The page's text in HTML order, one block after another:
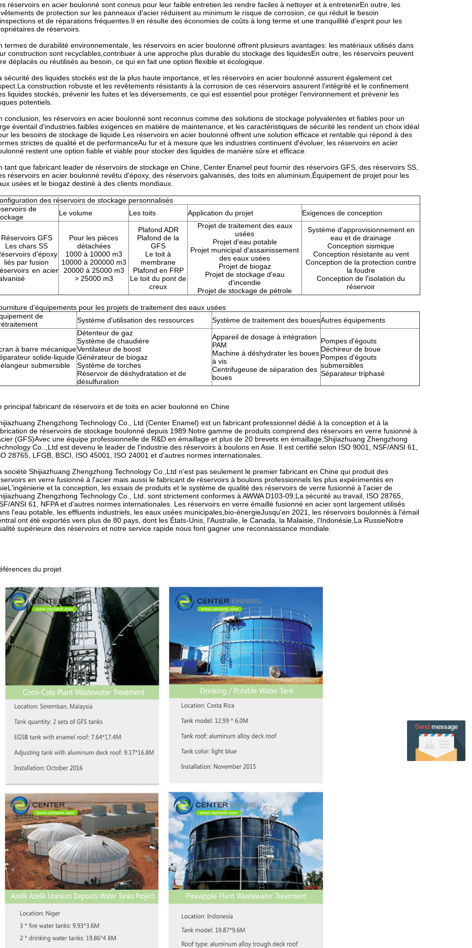
réservoirs en acier boulonné sont connus pour leur faible entretien.les rendre faciles à nettoyer et à entretenirEn outre, les
de protection sur les panneaux d'acier réduisent au minimum le risque de corrosion, ce qui réduit le besoin
et de réparations fréquentes.Il en résulte des économies de coûts à long terme et une tranquillité d'esprit pour les
de réservoirs.
termes de durabilité environnementale, les réservoirs en acier boulonné offrent plusieurs avantages: les matériaux utilisés dans
construction sont recyclables,contribuer à une approche plus durable du stockage des liquidesEn outre, les réservoirs peuvent
déplacés ou réutilisés au besoin, ce qui en fait une option flexible et écologique.
sécurité des liquides stockés est de la plus haute importance, et les réservoirs en acier boulonné assurent également cet
construction robuste et les revêtements résistants à la corrosion de ces réservoirs assurent l'intégrité et le confinement
liquides stockés, prévenir les fuites et les déversements, ce qui est essentiel pour protéger l'environnement et prévenir les
potentiels.
conclusion, les réservoirs en acier boulonné sont reconnus comme des solutions de stockage polyvalentes et fiables pour un
éventail d'industries.faibles exigences en matière de maintenance, et les caractéristiques de sécurité les rendent un choix idéal
les besoins de stockage de liquide.Les réservoirs en acier boulonné offrent une solution efficace et rentable qui répond à des
strictes de qualité et de performanceAu fur et à mesure que les industries continuent d'évoluer, les réservoirs en acier
restent une option fiable et viable pour stocker des liquides de manière sûre et efficace.
tant que fabricant leader de réservoirs de stockage en Chine, Center Enamel peut fournir des réservoirs GFS, des réservoirs SS,
réservoirs en acier boulonné revêtu d'époxy, des réservoirs galvanisés, des toits en aluminium,Équipement de projet pour les
usées et le biogaz destiné à des clients mondiaux.
des réservoirs de stockage personnalisés
de
Le volume Les toits Application du projet Exigences de conception
Réservoirs GFS
Les chars SS
d'époxy
liés par fusion
en acier
Pour les pièces
détachées
1000 à 10000 m3
10000 à 200000 m3
20000 à 25000 m3
> 25000 m3
Plafond ADR
Plafond de la
GFS
Le toit à
membrane
Plafond en FRP
Le toit du pont de
creux
Projet de traitement des eaux
usées
Projet d'eau potable
Projet municipal d'assainissement
des eaux usées
Projet de biogaz
Projet de stockage d'eau
d'incendie
Projet de stockage de pétrole
Système d'approvisionnement en
eau et de drainage
Conception sismique
Conception résistante au vent
Conception de la protection contre
la foudre
Conception de l'isolation du
réservoir
d'équipements pour les projets de traitement des eaux usées
de
Système d'utilisation des ressources Système de traitement des bouesAutres équipements
à barre mécanique
solide-liquide
submersible
Détenteur de gaz
Système de chaudière
Ventilateur de boost
Générateur de biogaz
Système de torches
Réservoir de déshydratation et de
désulfuration
Appareil de dosage à intégration
PAM
Machine à déshydrater les boues
à vis
Centrifugeuse de séparation des
boues
Pompes d'égouts
Déchireur de boue
Pompes d'égouts
submersibles
Séparateur triphasé
principal fabricant de réservoirs et de toits en acier boulonné en Chine
Zhengzhong Technology Co., Ltd (Center Enamel) est un fabricant professionnel dédié à la conception et à la
de réservoirs de stockage boulonné depuis 1989.Notre gamme de produits comprend des réservoirs en verre fusionné à
(GFS)Avec une équipe professionnelle de R&D en émaillage et plus de 20 brevets en émaillage,Shijiazhuang Zhengzhong
Co..,Ltd est devenu le leader de l'industrie des réservoirs à boulons en Asie. Il est certifié selon ISO 9001, NSF/ANSI 61,
28765, LFGB, BSCI, ISO 45001, ISO 24001 et d'autres normes internationales.
société Shijiazhuang Zhengzhong Technology Co.,Ltd n'est pas seulement le premier fabricant en Chine qui produit des
en verre fusionné à l'acier mais aussi le fabricant de réservoirs à boulons professionnels les plus expérimentés en
et la conception, les essais de produits et le système de qualité des réservoirs de verre fusionné à l'acier de
Zhengzhong Technology Co., Ltd. sont strictement conformes à AWWA D103-09,La sécurité au travail, ISO 28765,
ANSI 61, NFPA et d'autres normes internationales. Les réservoirs en verre émaillé fusionné en acier sont largement utilisés
l'eau potable, les effluents industriels, les eaux usées municipales,bio-énergieJusqu'en 2021, les réservoirs boulonnés à l'émail
ont été exportés vers plus de 80 pays, dont les États-Unis, l'Australie, le Canada, la Malaisie, l'Indonésie,La RussieNotre
supérieure des réservoirs et notre service rapide nous font gagner une reconnaissance mondiale.
du projet
Laissez un message Nous vous rappellerons
bientôt !
Soumettez